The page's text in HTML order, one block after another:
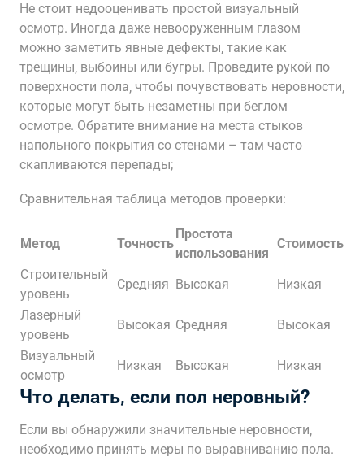
Не стоит недооценивать простой визуальный
осмотр. Иногда даже невооруженным глазом
можно заметить явные дефекты‚ такие как
трещины‚ выбоины или бугры. Проведите рукой по
поверхности пола‚ чтобы почувствовать неровности‚
которые могут быть незаметны при беглом
осмотре. Обратите внимание на места стыков
напольного покрытия со стенами – там часто
скапливаются перепады;
Сравнительная таблица методов проверки:
Метод Точность
Простота
использования
Стоимость
Строительный
уровень
Средняя Высокая
Низкая
Лазерный
уровень
Высокая Средняя
Высокая
Визуальный
осмотр
Низкая Высокая Низкая
Что делать‚ если пол неровный?
Если вы обнаружили значительные неровности‚
необходимо принять меры по выравниванию пола.